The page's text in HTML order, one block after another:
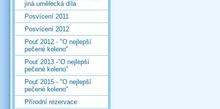
jiná umělecká díla
Posvícení 2011
Posvícení 2012
Pouť 2012 - "O nejlepší
pečené koleno"
Pouť 2013 -"O nejlepší
pečené koleno"
Pouť 2015 - "O nejlepší
pečené koleno"
Přírodní rezervace